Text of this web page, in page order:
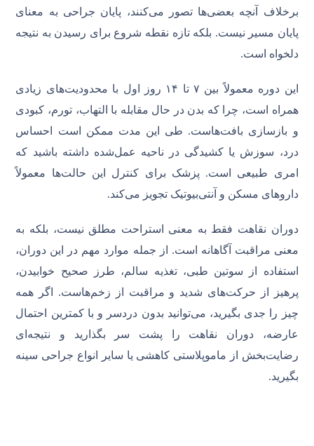
برخلاف آنچه بعضی‌ها تصور می‌کنند، پایان جراحی به معنای
پایان مسیر نیست. بلکه تازه نقطه شروع برای رسیدن به نتیجه‌
دلخواه است.
این دوره معمولاً بین ۷ تا ۱۴ روز اول با محدودیت‌های زیادی
همراه است، چرا که بدن در حال مقابله با التهاب، تورم، کبودی
و بازسازی بافت‌هاست. طی این مدت ممکن است احساس
درد، سوزش یا کشیدگی در ناحیه عمل‌شده داشته باشید که
امری طبیعی است. پزشک برای کنترل این حالت‌ها معمولاً
داروهای مسکن و آنتی‌بیوتیک تجویز می‌کند.
دوران نقاهت فقط به معنی استراحت مطلق نیست، بلکه به
معنی مراقبت آگاهانه است. از جمله موارد مهم در این دوران،
استفاده از سوتین طبی، تغذیه سالم، طرز صحیح خوابیدن،
پرهیز از حرکت‌های شدید و مراقبت از زخم‌هاست. اگر همه
چیز را جدی بگیرید، می‌توانید بدون دردسر و با کمترین احتمال
عارضه، دوران نقاهت را پشت سر بگذارید و نتیجه‌ای
رضایت‌بخش از ماموپلاستی کاهشی یا سایر انواع جراحی سینه
بگیرید.